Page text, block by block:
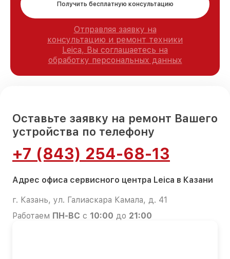
Получить бесплатную консультацию
Отправляя заявку на
консультацию и ремонт техники
Leica, Вы соглашаетесь на
обработку персональных данных
Оставьте заявку на ремонт Вашего
устройства по телефону
+7 (843) 254-68-13
Адрес офиса сервисного центра Leica в Казани
г. Казань, ул. Галиаскара Камала, д. 41
Работаем ПН-ВС с 10:00 до 21:00